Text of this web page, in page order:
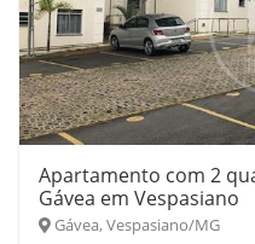
Apartamento com 2
Gávea em Vespasiano
Gávea, Vespasiano/MG